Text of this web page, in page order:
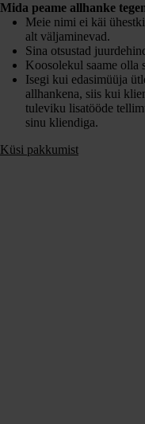
Mida peame allhanke
Meie nimi ei käi
alt väljaminevad.
Sina otsustad
Koosolekul saame olla
Isegi kui edasimüüja
allhankena, siis kui
tuleviku lisatööde
sinu kliendiga.
Küsi pakkumist